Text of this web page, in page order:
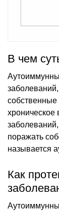
В чем
собственные
хроническое
поражать
называется
Как